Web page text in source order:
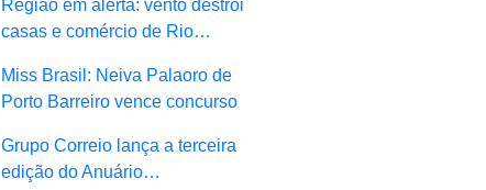
Região em alerta: vento destrói
casas e comércio de Rio…
Miss Brasil: Neiva Palaoro de
Porto Barreiro vence concurso
Grupo Correio lança a terceira
edição do Anuário…